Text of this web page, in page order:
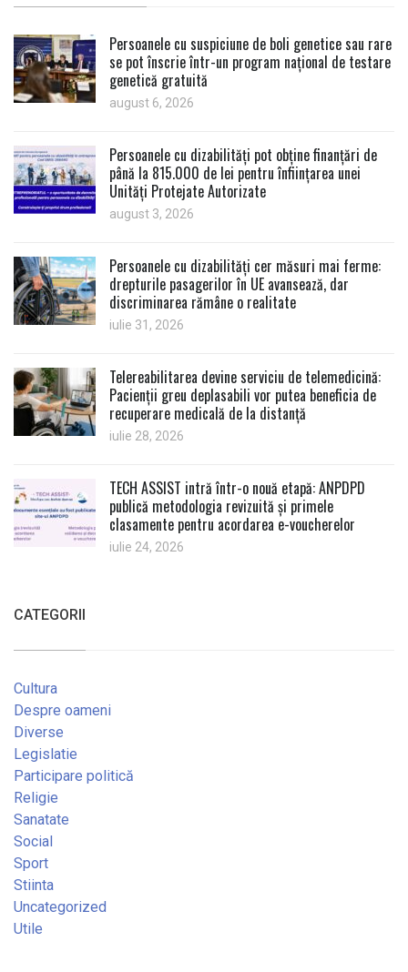
Persoanele cu suspiciune de boli genetice sau rare
se pot înscrie într-un program național de testare
genetică gratuită
august 6, 2026
Persoanele cu dizabilități pot obține finanțări de
până la 815.000 de lei pentru înființarea unei
Unități Protejate Autorizate
august 3, 2026
Persoanele cu dizabilități cer măsuri mai ferme:
drepturile pasagerilor în UE avansează, dar
discriminarea rămâne o realitate
iulie 31, 2026
Telereabilitarea devine serviciu de telemedicină:
Pacienții greu deplasabili vor putea beneficia de
recuperare medicală de la distanță
iulie 28, 2026
TECH ASSIST intră într-o nouă etapă: ANPDPD
publică metodologia revizuită și primele
clasamente pentru acordarea e-voucherelor
iulie 24, 2026
CATEGORII
Cultura
Despre oameni
Diverse
Legislatie
Participare politică
Religie
Sanatate
Social
Sport
Stiinta
Uncategorized
Utile